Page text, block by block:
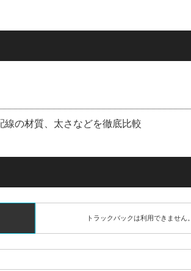
線の材質、太さなどを徹底比較
トラックバックは利用できません。